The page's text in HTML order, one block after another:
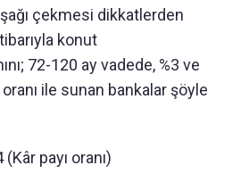
çekmesi dikkatlerden
konut
72-120 ay vadede, %3 ve
ile sunan bankalar şöyle
(Kâr payı oranı)